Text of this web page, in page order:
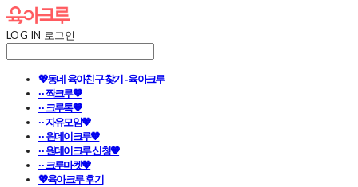
LOG IN 로그인
💖동네 육아친구 찾기 - 육아크루
· · 짝크루🧡
· · 크루톡🧡
· · 자유모임🧡
· · 원데이크루🧡
· · 원데이크루 신청🧡
· · 크루마켓🧡
💖육아크루 후기